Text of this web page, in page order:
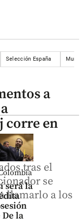
Selección España
será la
De la
a
corre en
tras el
se
llamarlo a los